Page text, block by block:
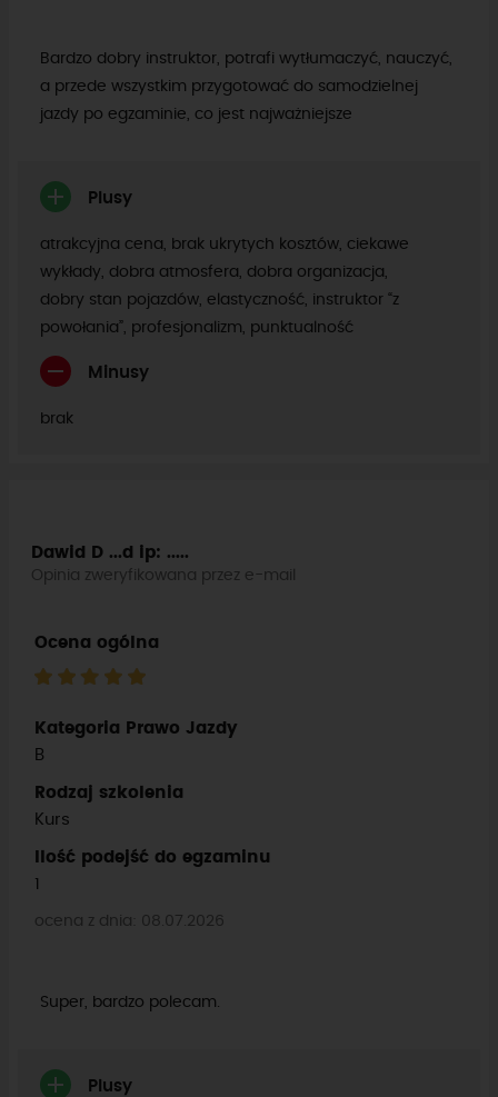
Bardzo dobry instruktor, potrafi wytłumaczyć, nauczyć,
a przede wszystkim przygotować do samodzielnej
jazdy po egzaminie, co jest najważniejsze
Plusy
atrakcyjna cena, brak ukrytych kosztów, ciekawe
wykłady, dobra atmosfera, dobra organizacja,
dobry stan pojazdów, elastyczność, instruktor “z
powołania”, profesjonalizm, punktualność
Minusy
brak
Ocena ogólna
Kategoria Prawo Jazdy
B
Rodzaj szkolenia
Kurs
Ilość podejść do egzaminu
1
ocena z dnia: 08.07.2026
Dawid D ...d ip: .....
Opinia zweryfikowana przez e-mail
Super, bardzo polecam.
Plusy